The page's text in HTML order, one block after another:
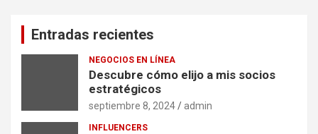
Entradas recientes
NEGOCIOS EN LÍNEA
Descubre cómo elijo a mis socios
estratégicos
septiembre 8, 2024 admin
INFLUENCERS